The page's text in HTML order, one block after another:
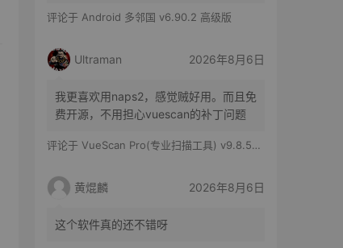
评论于 Android 多邻国 v6.90.2 高级版
Ultraman 2026年8月6日
我更喜欢用naps2，感觉贼好用。而且免
费开源，不用担心vuescan的补丁问题
评论于 VueScan Pro(专业扫描工具) v9.8.56.11 修改版
黄焜麟 2026年8月6日
这个软件真的还不错呀